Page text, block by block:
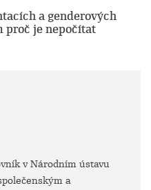
a genderových
proč je nepočítat
v Národním ústavu
a